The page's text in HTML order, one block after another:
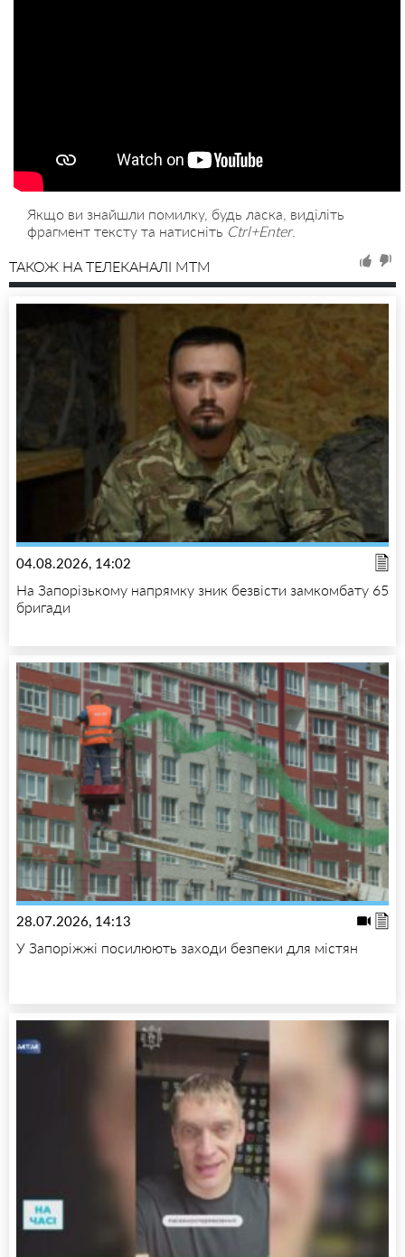
Якщо ви знайшли помилку, будь ласка, виділіть
фрагмент тексту та натисніть Ctrl+Enter.
ТАКОЖ НА ТЕЛЕКАНАЛІ MTM
04.08.2026, 14:02
На Запорізькому напрямку зник безвісти замкомбату 65
бригади
28.07.2026, 14:13
У Запоріжжі посилюють заходи безпеки для містян